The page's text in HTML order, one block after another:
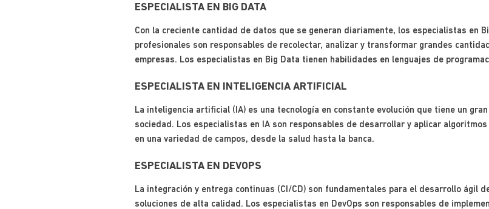
ESPECIALISTA EN BIG DATA
Con la creciente cantidad de datos que se generan diariamente, los especialistas en
profesionales son responsables de recolectar, analizar y transformar grandes
empresas. Los especialistas en Big Data tienen habilidades en lenguajes de
ESPECIALISTA EN INTELIGENCIA ARTIFICIAL
La inteligencia artificial (IA) es una tecnología en constante evolución que tiene un
sociedad. Los especialistas en IA son responsables de desarrollar y aplicar
en una variedad de campos, desde la salud hasta la banca.
ESPECIALISTA EN DEVOPS
La integración y entrega continuas (CI/CD) son fundamentales para el desarrollo ágil
soluciones de alta calidad. Los especialistas en DevOps son responsables de